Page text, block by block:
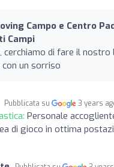
Campo e Centro
Campi
cerchiamo di fare il
un sorriso
Pubblicata su 3 years
Personale
di gioco in ottima